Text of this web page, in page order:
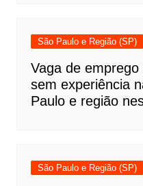
São Paulo e Região (SP)
Vaga de
sem experiência
Paulo e região
São Paulo e Região (SP)